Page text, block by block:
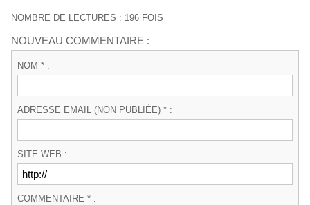
NOMBRE DE LECTURES : 196 FOIS
NOUVEAU COMMENTAIRE :
NOM * :
ADRESSE EMAIL (NON PUBLIÉE) * :
SITE WEB :
COMMENTAIRE * :